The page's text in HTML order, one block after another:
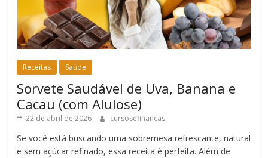
Receitas Saúde
Sorvete Saudável de Uva, Banana e
Cacau (com Alulose)
22 de abril de 2026 cursosefinancas
Se você está buscando uma sobremesa refrescante, natural
e sem açúcar refinado, essa receita é perfeita. Além de